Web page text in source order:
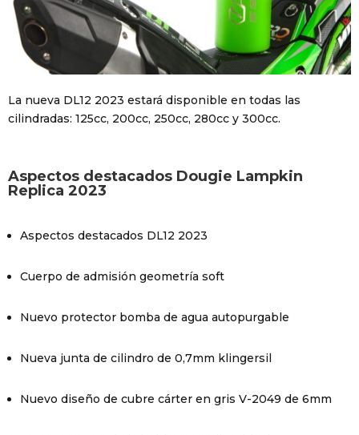
La nueva DL12 2023 estará disponible en todas las
cilindradas: 125cc, 200cc, 250cc, 280cc y 300cc.
Aspectos destacados Dougie Lampkin
Replica 2023
Aspectos destacados DL12 2023
Cuerpo de admisión geometría soft
Nuevo protector bomba de agua autopurgable
Nueva junta de cilindro de 0,7mm klingersil
Nuevo diseño de cubre cárter en gris V-2049 de 6mm